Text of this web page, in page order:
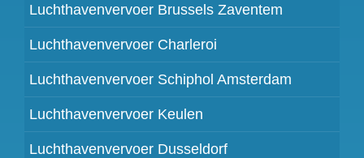
Luchthavenvervoer Brussels Zaventem
Luchthavenvervoer Charleroi
Luchthavenvervoer Schiphol Amsterdam
Luchthavenvervoer Keulen
Luchthavenvervoer Dusseldorf